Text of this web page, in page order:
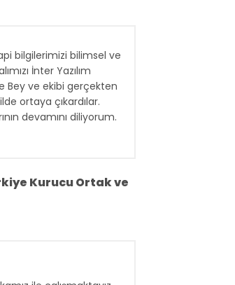
bilgilerimizi bilimsel ve
İnter Yazılım
Bey ve ekibi gerçekten
ortaya çıkardılar.
devamını diliyorum.
Kurucu Ortak ve